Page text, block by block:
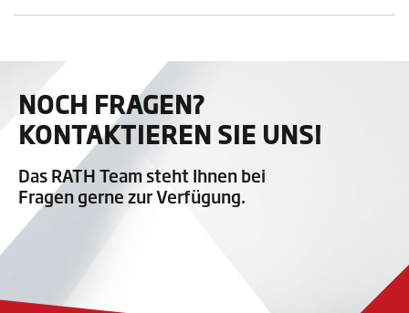
NOCH FRAGEN?
KONTAKTIEREN SIE UNS!
Das RATH Team steht Ihnen bei
Fragen gerne zur Verfügung.